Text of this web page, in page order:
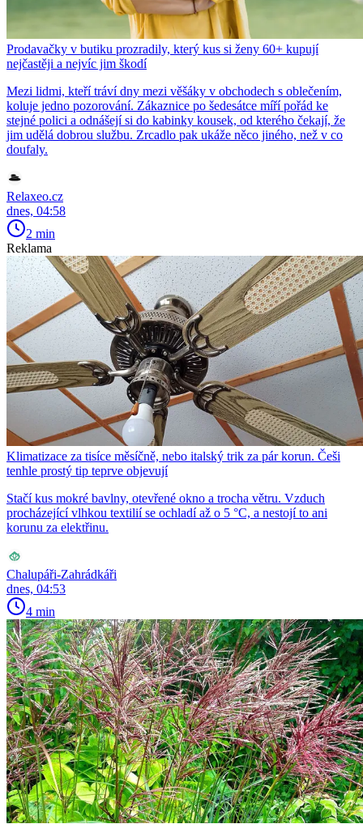
Prodavačky v butiku prozradily, který kus si ženy 60+ kupují
nejčastěji a nejvíc jim škodí
Mezi lidmi, kteří tráví dny mezi věšáky v obchodech s oblečením,
koluje jedno pozorování. Zákaznice po šedesátce míří pořád ke
stejné polici a odnášejí si do kabinky kousek, od kterého čekají, že
jim udělá dobrou službu. Zrcadlo pak ukáže něco jiného, než v co
doufaly.
Relaxeo.cz
dnes, 04:58
2 min
Reklama
Klimatizace za tisíce měsíčně, nebo italský trik za pár korun. Češi
tenhle prostý tip teprve objevují
Stačí kus mokré bavlny, otevřené okno a trocha větru. Vzduch
procházející vlhkou textilií se ochladí až o 5 °C, a nestojí to ani
korunu za elektřinu.
Chalupáři-Zahrádkáři
dnes, 04:53
4 min